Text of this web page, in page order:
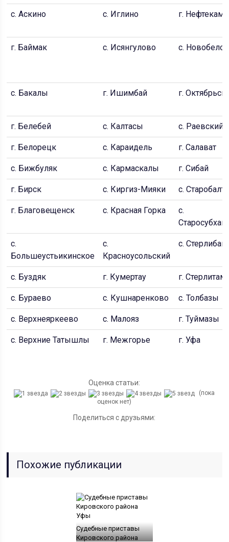
с. Аскино с. Иглино г.
г. Баймак с. Исянгулово с.
с. Бакалы г. Ишимбай г.
г. Белебей с. Калтасы с. Раевский
г. Белорецк с. Караидель г. Салават
с. Бижбуляк с. Кармаскалы г. Сибай
г. Бирск с. Киргиз-Мияки с.
г. Благовещенск с. Красная Горка
с.
с.
Большеустьикинское
с.
Красноусольский
с.
с. Буздяк г. Кумертау г.
с. Бураево с. Кушнаренково с. Толбазы
с. Верхнеяркеево с. Малояз г. Туймазы
с. Верхние Татышлы г. Межгорье г. Уфа
Оценка статьи:
(пока
оценок нет)
Поделиться с друзьями:
Похожие публикации
Судебные приставы
Кировского района